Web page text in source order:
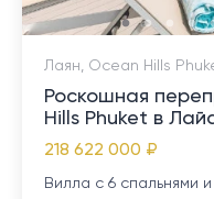
Лаян, Ocean Hills
Роскошная
Hills Phuket в
218 622 000 ₽
Вилла с 6 спальнями